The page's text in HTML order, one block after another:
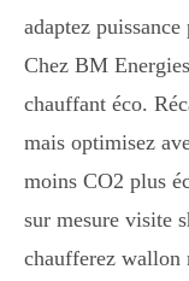
adaptez
Chez BM
chauffant éco.
mais optimisez
moins CO2 plus
sur mesure visite
chaufferez wallon